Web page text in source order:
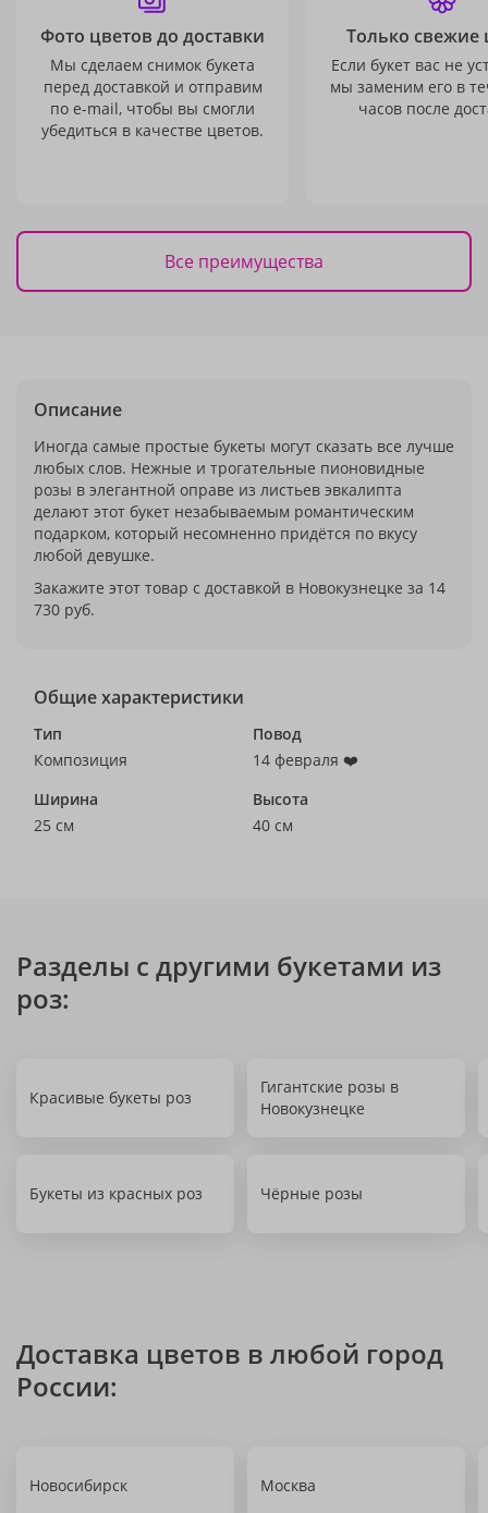
Фото цветов до доставки
Мы сделаем снимок букета
перед доставкой и отправим
по e-mail, чтобы вы смогли
убедиться в качестве цветов.
Только свежие
Если букет вас не
мы заменим его в
часов после
Все преимущества
Описание
Иногда самые простые букеты могут сказать все лучше
любых слов. Нежные и трогательные пионовидные
розы в элегантной оправе из листьев эвкалипта
делают этот букет незабываемым романтическим
подарком, который несомненно придётся по вкусу
любой девушке.
Закажите этот товар с доставкой в Новокузнецке за 14
730 руб.
Общие характеристики
Тип
Композиция
Повод
14 февраля ❤️
Ширина
25 см
Высота
40 см
Разделы с другими букетами из
роз:
Красивые букеты роз
Гигантские розы в
Новокузнецке
Букеты из красных роз Чёрные розы
Доставка цветов в любой город
России:
Новосибирск Москва